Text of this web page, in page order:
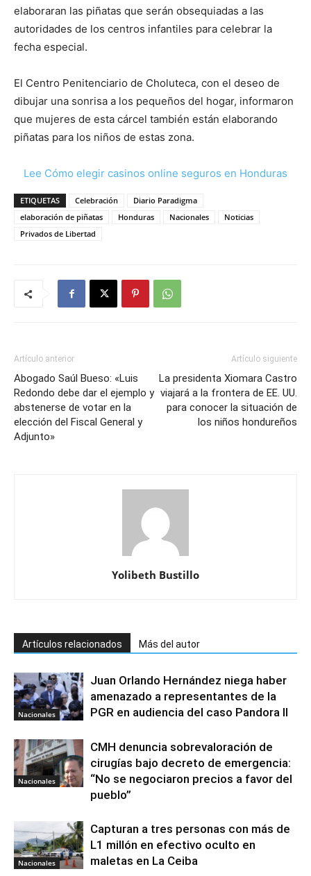
elaboraran las piñatas que serán obsequiadas a las
autoridades de los centros infantiles para celebrar la
fecha especial.
El Centro Penitenciario de Choluteca, con el deseo de
dibujar una sonrisa a los pequeños del hogar, informaron
que mujeres de esta cárcel también están elaborando
piñatas para los niños de estas zona.
Lee Cómo elegir casinos online seguros en Honduras
ETIQUETAS Celebración
Diario Paradigma
elaboración de piñatas
Honduras Nacionales
Noticias
Privados de Libertad
Artículo anterior
Abogado Saúl Bueso: «Luis
Redondo debe dar el ejemplo y
abstenerse de votar en la
elección del Fiscal General y
Adjunto»
Artículo siguiente
La presidenta Xiomara Castro
viajará a la frontera de EE. UU.
para conocer la situación de
los niños hondureños
Yolibeth Bustillo
Artículos relacionados Más del autor
Nacionales
Juan Orlando Hernández niega haber
amenazado a representantes de la
PGR en audiencia del caso Pandora II
Nacionales
CMH denuncia sobrevaloración de
cirugías bajo decreto de emergencia:
“No se negociaron precios a favor del
pueblo”
Nacionales
Capturan a tres personas con más de
L1 millón en efectivo oculto en
maletas en La Ceiba